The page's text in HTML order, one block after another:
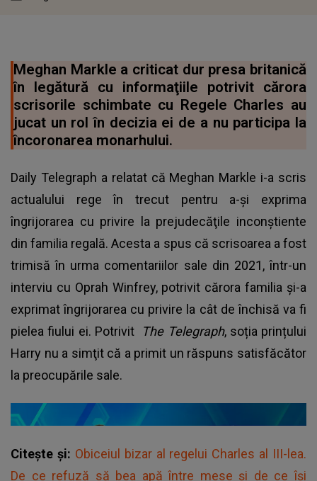
Meghan Markle a criticat dur presa britanică
în legătură cu informaţiile potrivit cărora
scrisorile schimbate cu Regele Charles au
jucat un rol în decizia ei de a nu participa la
încoronarea monarhului.
Daily Telegraph a relatat că Meghan Markle i-a scris
actualului rege în trecut pentru a-şi exprima
îngrijorarea cu privire la prejudecăţile inconştiente
din familia regală. Acesta a spus că scrisoarea a fost
trimisă în urma comentariilor sale din 2021, într-un
interviu cu Oprah Winfrey, potrivit cărora familia şi-a
exprimat îngrijorarea cu privire la cât de închisă va fi
pielea fiului ei. Potrivit
The Telegraph, soția prințului
Harry nu a simţit că a primit un răspuns satisfăcător
la preocupările sale.
Citește și: Obiceiul bizar al regelui Charles al III-lea.
De ce refuză să bea apă între mese și de ce își